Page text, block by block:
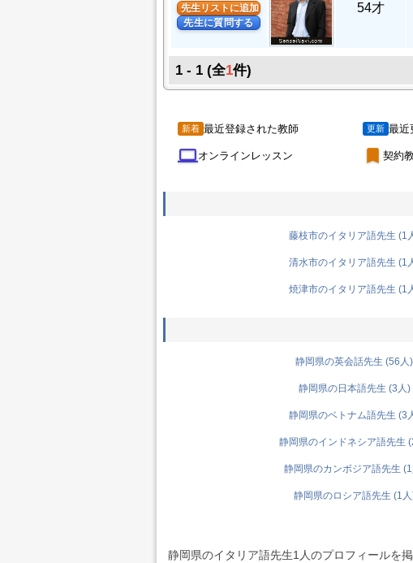
先生リストに追加
先生に質問する
54才
1 - 1(全1件)
新着 最近登録された教師 更新 最近
computerオンラインレッスン turned_in 契約
藤枝市のイタリア語先生 (1
清水市のイタリア語先生 (1
焼津市のイタリア語先生 (1
静岡県の英会話先生 (56人)
静岡県の日本語先生 (3人)
静岡県のベトナム語先生 (3
静岡県のインドネシア語先生
静岡県のカンボジア語先生
静岡県のロシア語先生 (1
静岡県のイタリア語先生1人のプロフィールを